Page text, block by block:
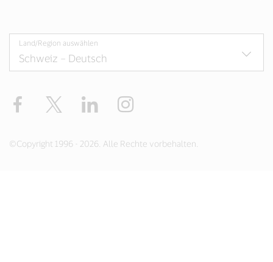
Land/Region auswählen
Facebook Twitter LinkedIn
©Copyright 1996 - 2026. Alle Rechte vorbehalten.